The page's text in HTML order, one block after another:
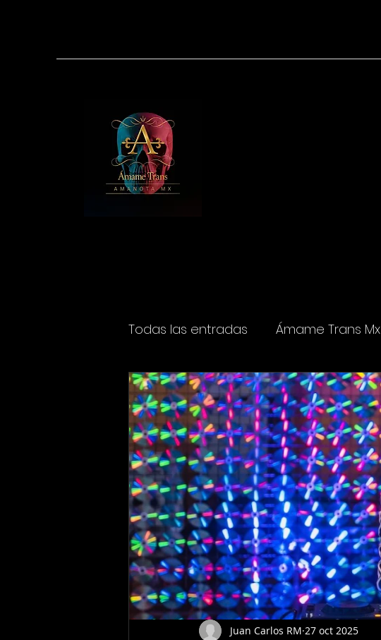
Todas las entradas Ámame Trans Mx
Espectáculos Cine y televisión
Juan Carlos RM 27 oct 2025